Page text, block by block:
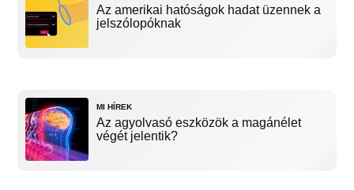
Az amerikai hatóságok hadat üzennek a
jelszólopóknak
MI HÍREK
Az agyolvasó eszközök a magánélet
végét jelentik?